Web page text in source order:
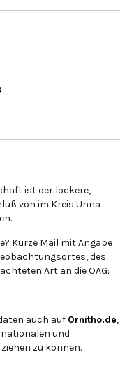
ist der lockere,
von im Kreis Unna
Kurze Mail mit Angabe
des
Art an die OAG:
auch auf Ornitho.de,
und
zu können.